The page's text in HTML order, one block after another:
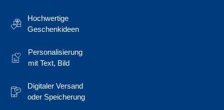
Hochwertige
Geschenkideen
Personalisierung
mit Text, Bild
Digitaler Versand
oder Speicherung